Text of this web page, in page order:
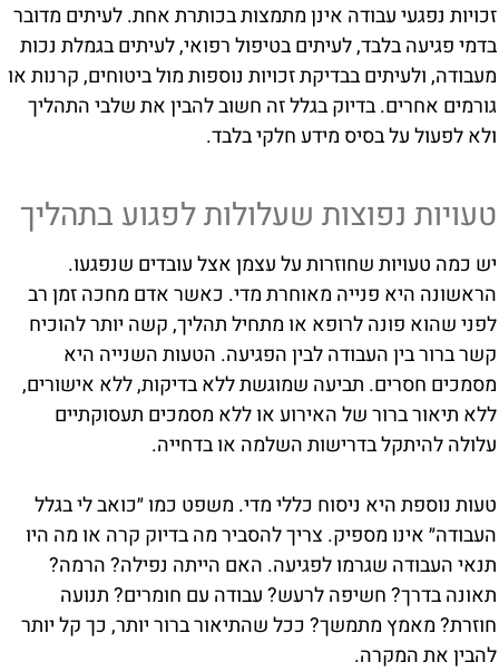
זכויות נפגעי עבודה אינן מתמצות בכותרת אחת. לעיתים מדובר
בדמי פגיעה בלבד, לעיתים בטיפול רפואי, לעיתים בגמלת נכות
מעבודה, ולעיתים בבדיקת זכויות נוספות מול ביטוחים, קרנות או
גורמים אחרים. בדיוק בגלל זה חשוב להבין את שלבי התהליך
ולא לפעול על בסיס מידע חלקי בלבד.
טעויות נפוצות שעלולות לפגוע בתהליך
יש כמה טעויות שחוזרות על עצמן אצל עובדים שנפגעו.
הראשונה היא פנייה מאוחרת מדי. כאשר אדם מחכה זמן רב
לפני שהוא פונה לרופא או מתחיל תהליך, קשה יותר להוכיח
קשר ברור בין העבודה לבין הפגיעה. הטעות השנייה היא
מסמכים חסרים. תביעה שמוגשת ללא בדיקות, ללא אישורים,
ללא תיאור ברור של האירוע או ללא מסמכים תעסוקתיים
עלולה להיתקל בדרישות השלמה או בדחייה.
טעות נוספת היא ניסוח כללי מדי. משפט כמו ״כואב לי בגלל
העבודה״ אינו מספיק. צריך להסביר מה בדיוק קרה או מה היו
תנאי העבודה שגרמו לפגיעה. האם הייתה נפילה? הרמה?
תאונה בדרך? חשיפה לרעש? עבודה עם חומרים? תנועה
חוזרת? מאמץ מתמשך? ככל שהתיאור ברור יותר, כך קל יותר
להבין את המקרה.